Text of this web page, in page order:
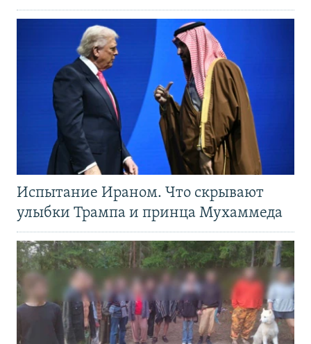
Испытание Ираном. Что скрывают
улыбки Трампа и принца Мухаммеда